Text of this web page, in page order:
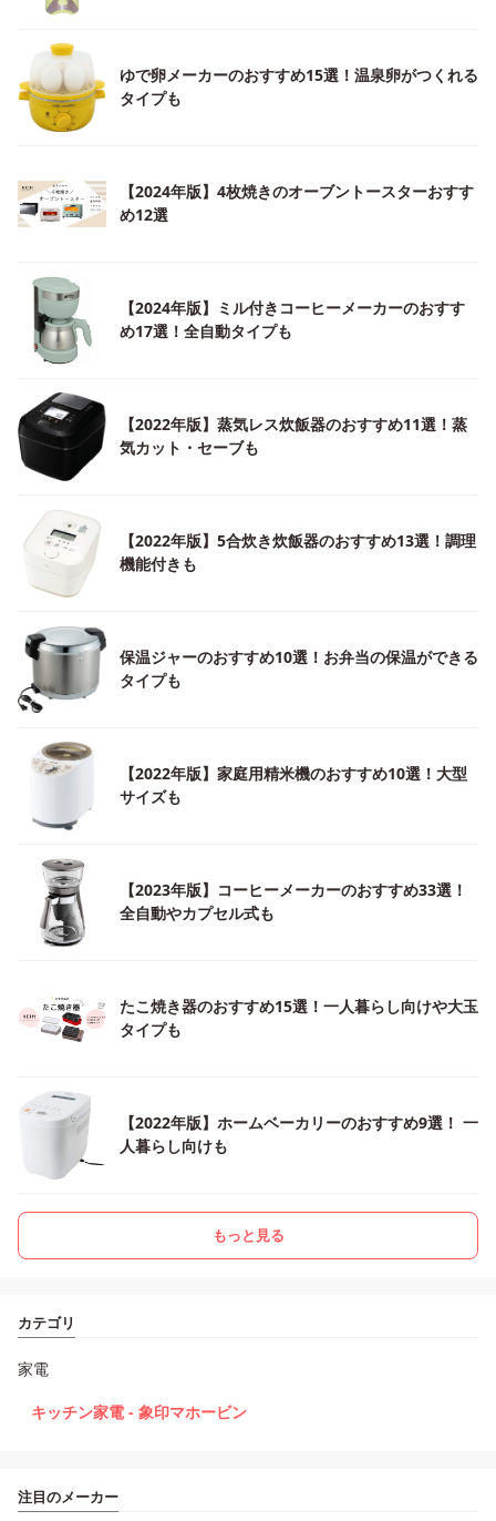
ゆで卵メーカーのおすすめ15選！温泉卵がつくれる
タイプも
【2024年版】4枚焼きのオーブントースターおすす
め12選
【2024年版】ミル付きコーヒーメーカーのおすす
め17選！全自動タイプも
【2022年版】蒸気レス炊飯器のおすすめ11選！蒸
気カット・セーブも
【2022年版】5合炊き炊飯器のおすすめ13選！調理
機能付きも
保温ジャーのおすすめ10選！お弁当の保温ができる
タイプも
【2022年版】家庭用精米機のおすすめ10選！大型
サイズも
【2023年版】コーヒーメーカーのおすすめ33選！
全自動やカプセル式も
たこ焼き器のおすすめ15選！一人暮らし向けや大玉
タイプも
【2022年版】ホームベーカリーのおすすめ9選！ 一
人暮らし向けも
もっと見る
カテゴリ
家電
キッチン家電 - 象印マホービン
注目のメーカー